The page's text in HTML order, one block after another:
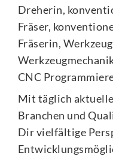
Dreherin,
Fräser,
Fräserin,
CNC
Mit täglich
Branchen und
Dir vielfältige